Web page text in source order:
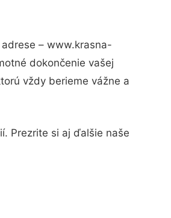
– www.krasna-
dokončenie vašej
vždy berieme vážne a
Prezrite si aj ďalšie naše